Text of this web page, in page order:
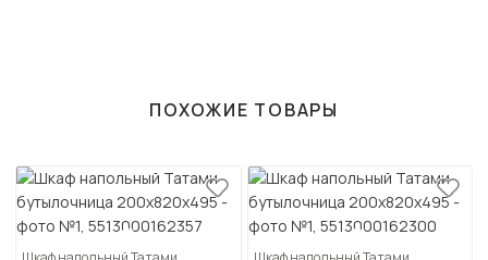
ПОХОЖИЕ ТОВАРЫ